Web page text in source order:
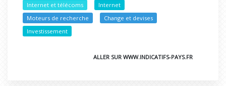
Internet et télécoms
Internet
Moteurs de recherche
Change et devises
Investissement
ALLER SUR WWW.INDICATIFS-PAYS.FR